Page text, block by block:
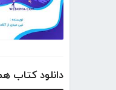
دانلود کتاب